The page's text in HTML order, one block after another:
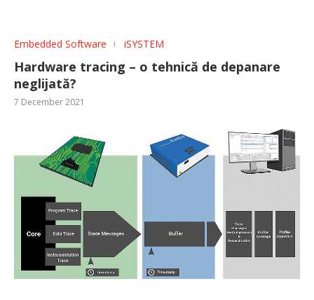
Embedded Software iSYSTEM
Hardware tracing – o tehnică de depanare
neglijată?
7 December 2021